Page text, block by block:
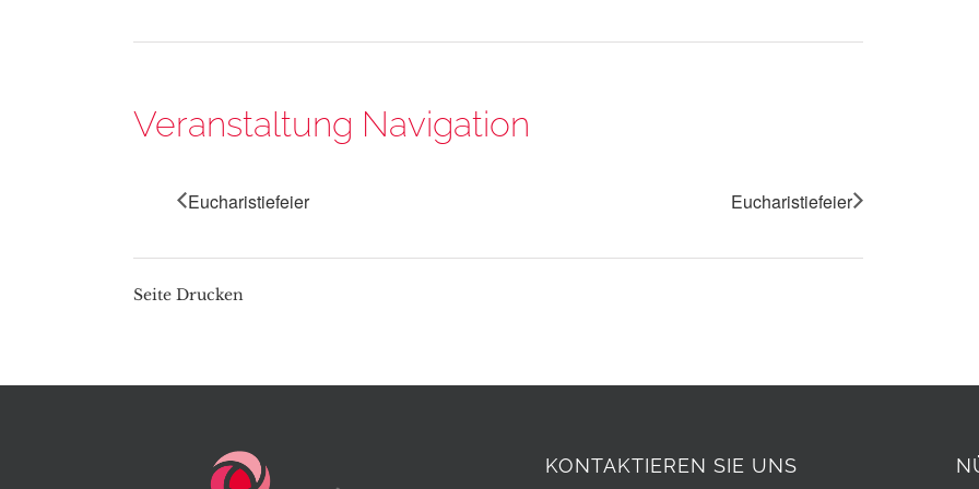
Veranstaltung Navigation
Eucharistiefeier Eucharistiefeier
Seite Drucken
KONTAKTIEREN SIE UNS